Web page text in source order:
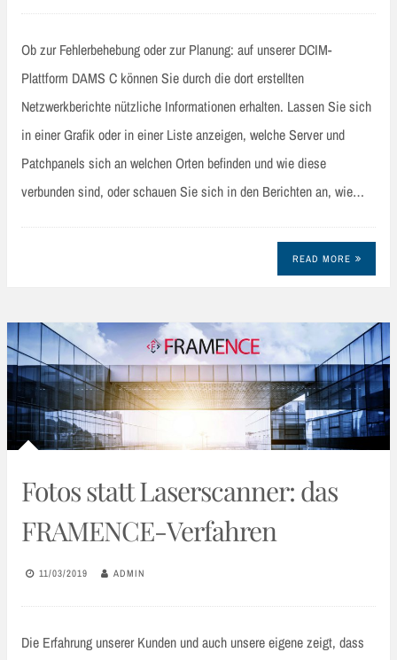
Ob zur Fehlerbehebung oder zur Planung: auf unserer DCIM-
Plattform DAMS C können Sie durch die dort erstellten
Netzwerkberichte nützliche Informationen erhalten. Lassen Sie sich
in einer Grafik oder in einer Liste anzeigen, welche Server und
Patchpanels sich an welchen Orten befinden und wie diese
verbunden sind, oder schauen Sie sich in den Berichten an, wie…
READ MORE
Fotos statt Laserscanner: das
FRAMENCE-Verfahren
11/03/2019 ADMIN
Die Erfahrung unserer Kunden und auch unsere eigene zeigt, dass